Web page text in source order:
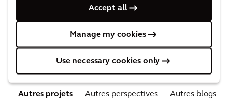
Accept all
Manage my cookies
Use necessary cookies only
Ces articles peuvent vous
intéresser
Autres projets Autres perspectives Autres blogs